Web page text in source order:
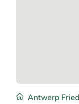
Antwerp